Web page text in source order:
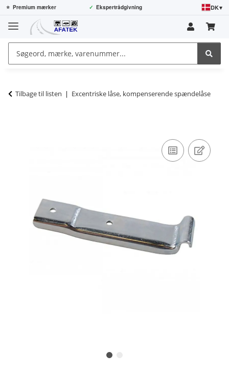
⭐ Premium mærker ✓ Ekspertrådgivning DK▾
Tilbage til listen Excentriske låse, kompenserende spændelåse